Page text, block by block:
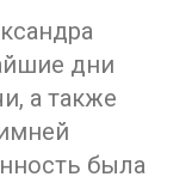
дни
а также
была